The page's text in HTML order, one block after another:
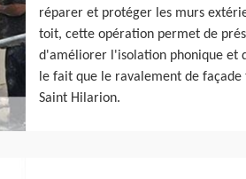
réparer et protéger les murs
toit, cette opération permet de
d'améliorer l'isolation phonique et
le fait que le ravalement de
Saint Hilarion.